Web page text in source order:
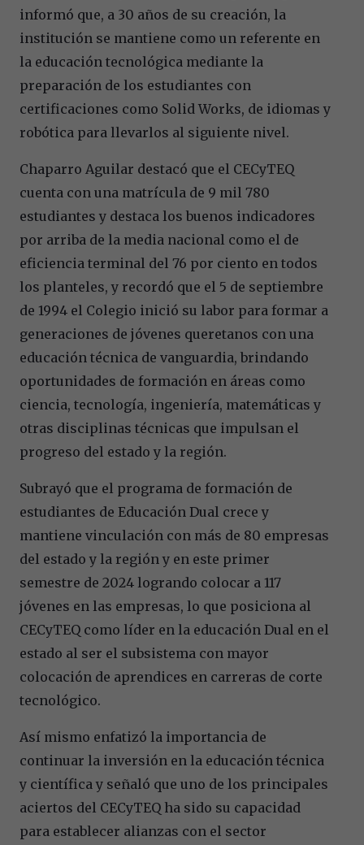
informó que, a 30 años de su creación, la
institución se mantiene como un referente en
la educación tecnológica mediante la
preparación de los estudiantes con
certificaciones como Solid Works, de idiomas y
robótica para llevarlos al siguiente nivel.
Chaparro Aguilar destacó que el CECyTEQ
cuenta con una matrícula de 9 mil 780
estudiantes y destaca los buenos indicadores
por arriba de la media nacional como el de
eficiencia terminal del 76 por ciento en todos
los planteles, y recordó que el 5 de septiembre
de 1994 el Colegio inició su labor para formar a
generaciones de jóvenes queretanos con una
educación técnica de vanguardia, brindando
oportunidades de formación en áreas como
ciencia, tecnología, ingeniería, matemáticas y
otras disciplinas técnicas que impulsan el
progreso del estado y la región.
Subrayó que el programa de formación de
estudiantes de Educación Dual crece y
mantiene vinculación con más de 80 empresas
del estado y la región y en este primer
semestre de 2024 logrando colocar a 117
jóvenes en las empresas, lo que posiciona al
CECyTEQ como líder en la educación Dual en el
estado al ser el subsistema con mayor
colocación de aprendices en carreras de corte
tecnológico.
Así mismo enfatizó la importancia de
continuar la inversión en la educación técnica
y científica y señaló que uno de los principales
aciertos del CECyTEQ ha sido su capacidad
para establecer alianzas con el sector